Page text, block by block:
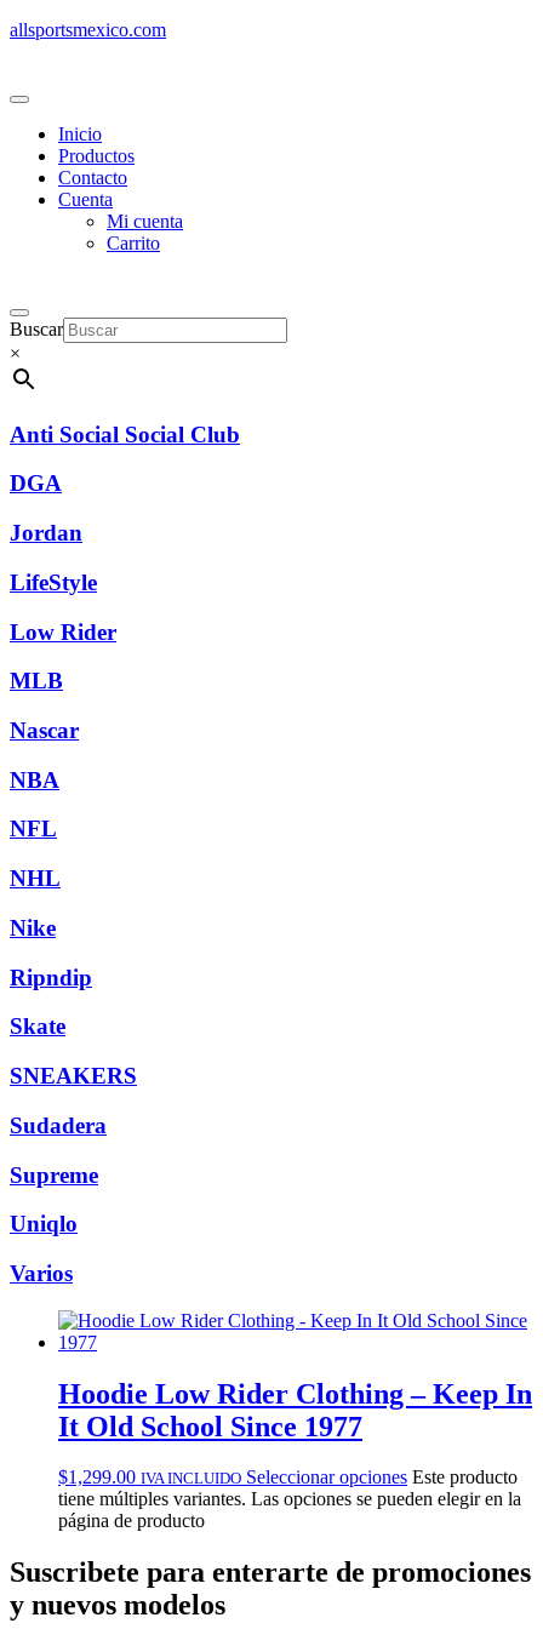
allsportsmexico.com
Inicio
Productos
Contacto
Cuenta
Mi cuenta
Carrito
Buscar
×
Anti Social Social Club
DGA
Jordan
LifeStyle
Low Rider
MLB
Nascar
NBA
NFL
NHL
Nike
Ripndip
Skate
SNEAKERS
Sudadera
Supreme
Uniqlo
Varios
Hoodie Low Rider Clothing – Keep In
It Old School Since 1977
$1,299.00 IVA INCLUIDO Seleccionar opciones Este producto
tiene múltiples variantes. Las opciones se pueden elegir en la
página de producto
Suscribete para enterarte de promociones
y nuevos modelos